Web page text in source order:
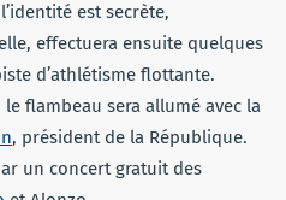
est secrète,
effectuera ensuite quelques
d’athlétisme flottante.
flambeau sera allumé avec la
, président de la République.
un concert gratuit des